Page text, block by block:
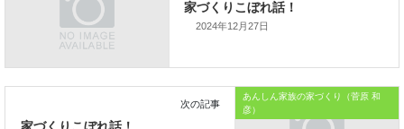
では、では。
「家づくりを通じて、
2024年12月27日
あんしん家族の家づくり（菅原 和
彦）